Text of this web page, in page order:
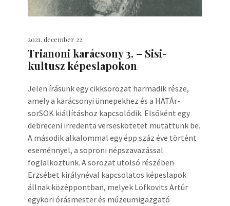
2021. december 22.
Trianoni karácsony 3. – Sisi-
kultusz képeslapokon
Jelen írásunk egy cikksorozat harmadik része,
amely a karácsonyi ünnepekhez és a HATÁr-
sorSOK kiállításhoz kapcsolódik. Elsőként egy
debreceni irredenta verseskötetet mutattunk be.
A második alkalommal egy épp száz éve történt
eseménnyel, a soproni népszavazással
foglalkoztunk. A sorozat utolsó részében
Erzsébet királynéval kapcsolatos képeslapok
állnak középpontban, melyek Löfkovits Artúr
egykori órásmester és múzeumigazgató